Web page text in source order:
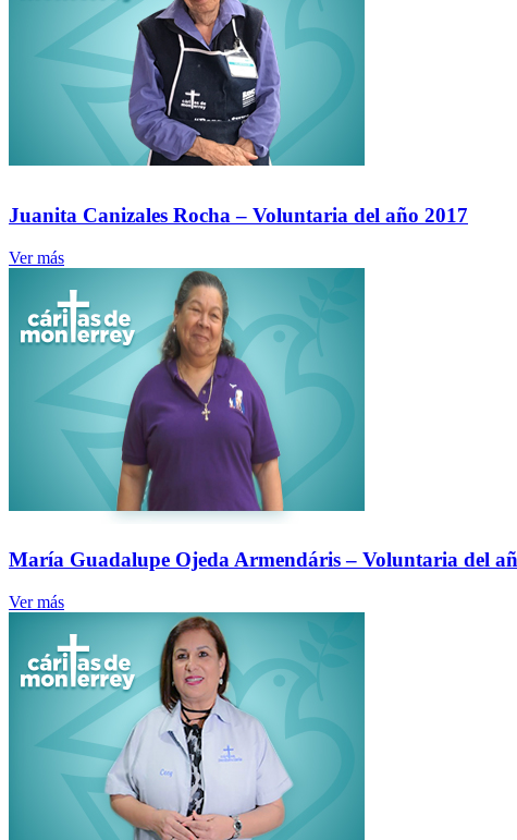
Juanita Canizales Rocha – Voluntaria del año 2017
Ver más
María Guadalupe Ojeda Armendáris – Voluntaria del
Ver más